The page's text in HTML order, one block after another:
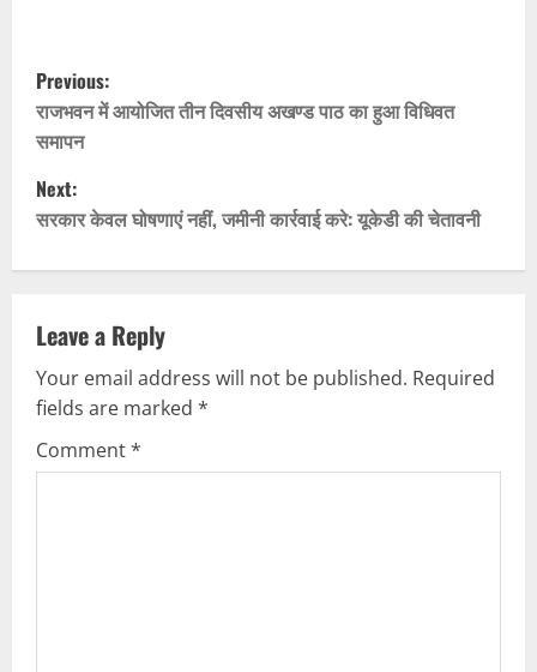
P
o
s
t
n
a
v
i
g
Previous:
राजभवन में आयोजित तीन दिवसीय अखण्ड पाठ का हुआ विधिवत
समापन
Next:
सरकार केवल घोषणाएं नहीं, जमीनी कार्रवाई करे: यूकेडी की चेतावनी
Leave a Reply
Your email address will not be published. Required
fields are marked *
Comment*